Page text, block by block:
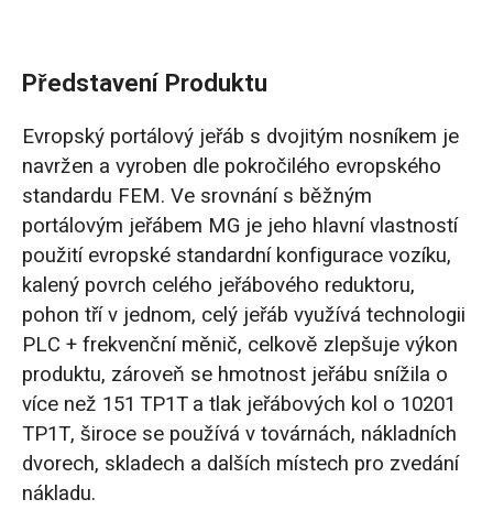
Představení Produktu
Evropský portálový jeřáb s dvojitým nosníkem je
navržen a vyroben dle pokročilého evropského
standardu FEM. Ve srovnání s běžným
portálovým jeřábem MG je jeho hlavní vlastností
použití evropské standardní konfigurace vozíku,
kalený povrch celého jeřábového reduktoru,
pohon tří v jednom, celý jeřáb využívá technologii
PLC + frekvenční měnič, celkově zlepšuje výkon
produktu, zároveň se hmotnost jeřábu snížila o
více než 151 TP1T a tlak jeřábových kol o 10201
TP1T, široce se používá v továrnách, nákladních
dvorech, skladech a dalších místech pro zvedání
nákladu.